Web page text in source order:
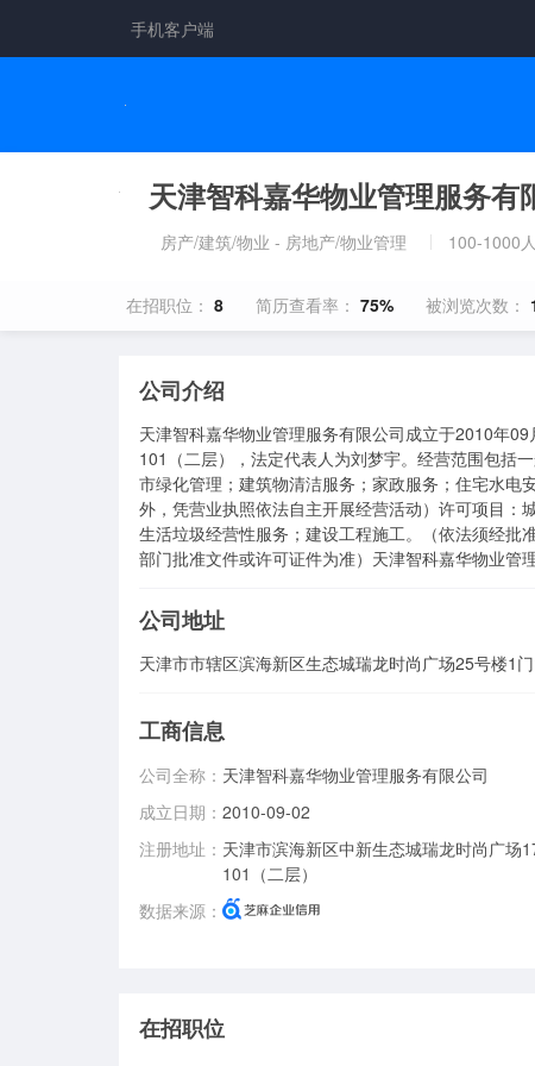
手机客户端
天津智科嘉华物业管理服务有
房产/建筑/物业 - 房地产/物业管理 100-1000人
在招职位： 8 简历查看率： 75% 被浏览次数：
公司介绍
天津智科嘉华物业管理服务有限公司成立于2010年
101（二层），法定代表人为刘梦宇。经营范围包括
市绿化管理；建筑物清洁服务；家政服务；住宅水电
外，凭营业执照依法自主开展经营活动）许可项目
生活垃圾经营性服务；建设工程施工。（依法须经批
部门批准文件或许可证件为准）天津智科嘉华物业管
公司地址
天津市市辖区滨海新区生态城瑞龙时尚广场25号楼1
工商信息
公司全称： 天津智科嘉华物业管理服务有限公司
成立日期：2010-09-02
注册地址： 天津市滨海新区中新生态城瑞龙时尚广场
101（二层）
数据来源：
在招职位